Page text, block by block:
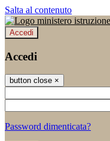
Salta al contenuto
Accedi
Accedi
button close ×
Password dimenticata?